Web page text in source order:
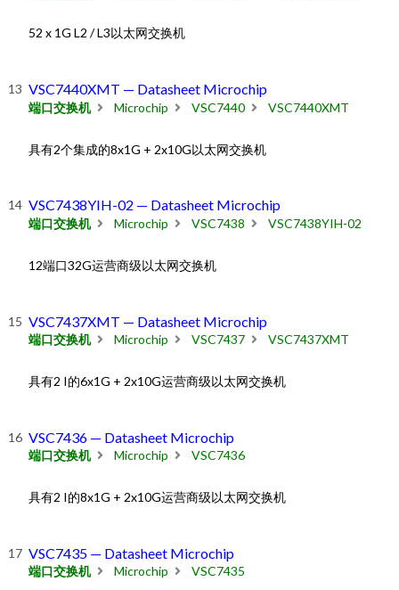
52 x 1G L2 / L3以太网交换机
VSC7440XMT — Datasheet Microchip
端口交换机 Microchip VSC7440 VSC7440XMT
具有2个集成的8x1G + 2x10G以太网交换机
VSC7438YIH-02 — Datasheet Microchip
端口交换机 Microchip VSC7438 VSC7438YIH-02
12端口32G运营商级以太网交换机
VSC7437XMT — Datasheet Microchip
端口交换机 Microchip VSC7437 VSC7437XMT
具有2 I的6x1G + 2x10G运营商级以太网交换机
VSC7436 — Datasheet Microchip
端口交换机 Microchip VSC7436
具有2 I的8x1G + 2x10G运营商级以太网交换机
VSC7435 — Datasheet Microchip
端口交换机 Microchip VSC7435